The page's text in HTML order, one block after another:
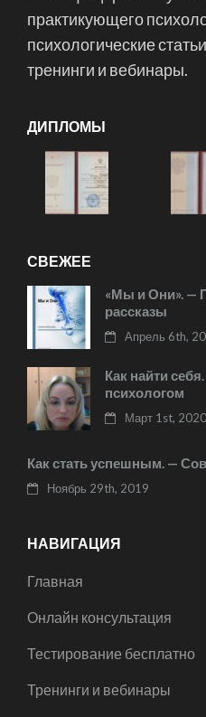
практикующего
психологические
тренинги и вебинары.
ДИПЛОМЫ
СВЕЖЕЕ
«Мы и Они». —
рассказы
Апрель 6th,
Как найти
психологом
Март 1st, 2020
Как стать успешным. —
Ноябрь 29th, 2019
НАВИГАЦИЯ
Главная
Онлайн консультация
Тестирование бесплатно
Тренинги и вебинары